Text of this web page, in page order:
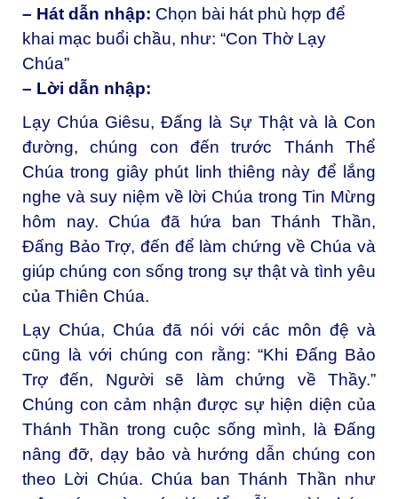
– Hát dẫn nhập: Chọn bài hát phù hợp để
khai mạc buổi chầu, như: “Con Thờ Lạy
Chúa”
– Lời dẫn nhập:
Lạy Chúa Giêsu, Đấng là Sự Thật và là Con
đường, chúng con đến trước Thánh Thể
Chúa trong giây phút linh thiêng này để lắng
nghe và suy niệm về lời Chúa trong Tin Mừng
hôm nay. Chúa đã hứa ban Thánh Thần,
Đấng Bảo Trợ, đến để làm chứng về Chúa và
giúp chúng con sống trong sự thật và tình yêu
của Thiên Chúa.
Lạy Chúa, Chúa đã nói với các môn đệ và
cũng là với chúng con rằng: “Khi Đấng Bảo
Trợ đến, Người sẽ làm chứng về Thầy.”
Chúng con cảm nhận được sự hiện diện của
Thánh Thần trong cuộc sống mình, là Đấng
nâng đỡ, dạy bảo và hướng dẫn chúng con
theo Lời Chúa. Chúa ban Thánh Thần như